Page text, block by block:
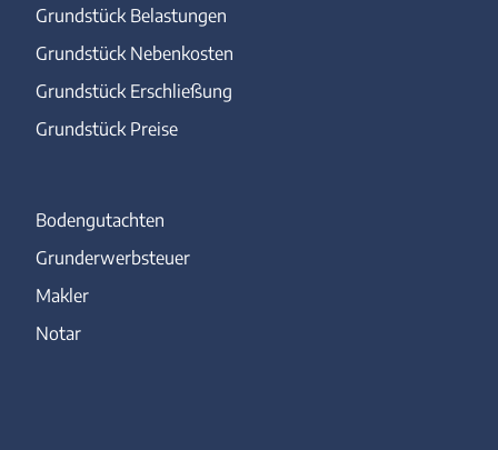
Grundstück Belastungen
Grundstück Nebenkosten
Grundstück Erschließung
Grundstück Preise
Bodengutachten
Grunderwerbsteuer
Makler
Notar